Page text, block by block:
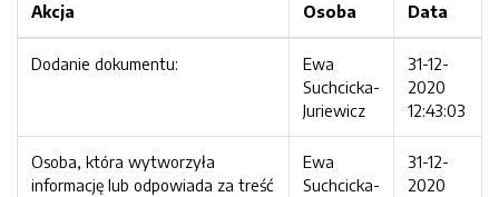
Akcja Osoba Data
Dodanie dokumentu:
Ewa
Suchcicka-
Juriewicz
31-12-
2020
12:43:03
Osoba, która wytworzyła
informację lub odpowiada za treść
Ewa
Suchcicka-
31-12-
2020